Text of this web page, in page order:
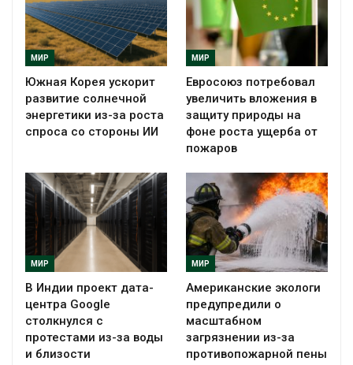
МИР
Южная Корея ускорит
развитие солнечной
энергетики из-за роста
спроса со стороны ИИ
МИР
Евросоюз потребовал
увеличить вложения в
защиту природы на
фоне роста ущерба от
пожаров
МИР
В Индии проект дата-
центра Google
столкнулся с
протестами из-за воды
и близости
МИР
Американские экологи
предупредили о
масштабном
загрязнении из-за
противопожарной пены